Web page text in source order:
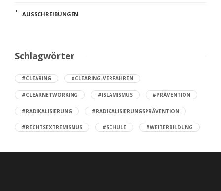
AUSSCHREIBUNGEN
Schlagwörter
#CLEARING #CLEARING-VERFAHREN
#CLEARNETWORKING #ISLAMISMUS #PRÄVENTION
#RADIKALISIERUNG #RADIKALISIERUNGSPRÄVENTION
#RECHTSEXTREMISMUS #SCHULE #WEITERBILDUNG